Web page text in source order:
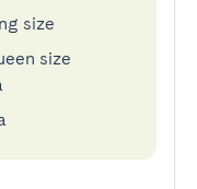
size
size